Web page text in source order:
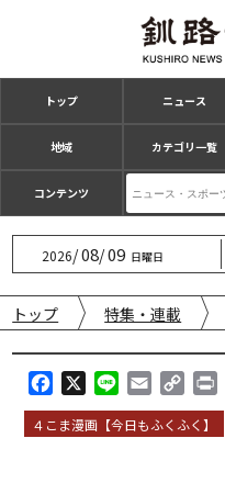
トップ ニュース
地域 カテゴリ一覧
コンテンツ
2026/08/09 日曜日
トップ 特集・連載
a
c
i
n
m
a
o
p
r
i
４こま漫画【今日もふくふく】